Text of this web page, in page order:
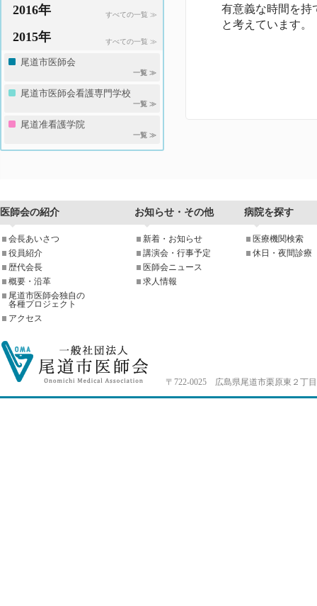
有意義な時間を持
と考えています。
2016年 すべての一覧 ≫
2015年 すべての一覧 ≫
尾道市医師会
一覧 ≫
尾道市医師会看護専門学校
一覧 ≫
尾道准看護学院
一覧 ≫
医師会の紹介 お知らせ・その他 病院を探す
会長あいさつ
役員紹介
歴代会長
概要・沿革
尾道市医師会独自の
各種プロジェクト
アクセス
新着・お知らせ
講演会・行事予定
医師会ニュース
求人情報
医療機関検索
休日・夜間診療
〒722-0025 広島県尾道市栗原東２丁